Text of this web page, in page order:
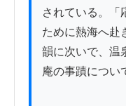
されている。「
ために熱海へ赴
韻に次いで、温
庵の事蹟につい